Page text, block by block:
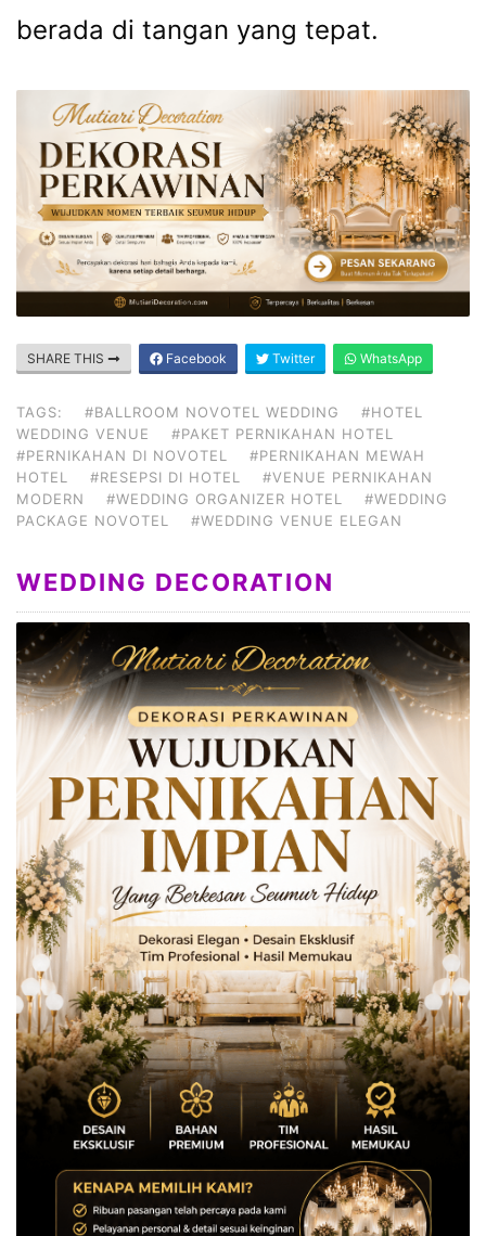
berada di tangan yang tepat.
SHARE THIS Facebook Twitter WhatsApp
TAGS: #BALLROOM NOVOTEL WEDDING
#HOTEL
WEDDING VENUE
#PAKET PERNIKAHAN HOTEL
#PERNIKAHAN DI NOVOTEL
#PERNIKAHAN MEWAH
HOTEL
#RESEPSI DI HOTEL
#VENUE PERNIKAHAN
MODERN
#WEDDING ORGANIZER HOTEL
#WEDDING
PACKAGE NOVOTEL
#WEDDING VENUE ELEGAN
WEDDING DECORATION